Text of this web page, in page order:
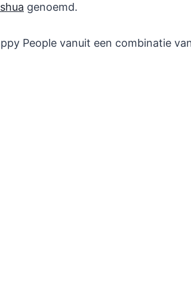
genoemd.
People vanuit een combinatie